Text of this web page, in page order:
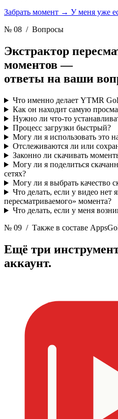
Забрать момент → У меня уже
№ 08 / Вопросы
Экстрактор
моментов —
ответы на ваши
Что именно делает YTMR
Как он находит самую
Нужно ли что-то
Процесс загрузки быстрый?
Могу ли я использовать это
Отслеживаются ли или
Законно ли скачивать
Могу ли я поделиться
сетях?
Могу ли я выбрать качество
Что делать, если у видео нет
пересматриваемого» момента?
Что делать, если у меня
№ 09 / Также в составе
Ещё три
аккаунт.